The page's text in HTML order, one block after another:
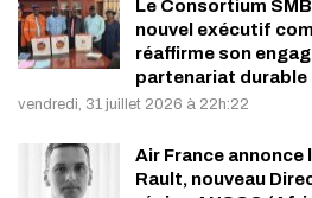
Le Consortium
nouvel exécutif
réaffirme son
partenariat durable
vendredi, 31 juillet 2026 à 22h:22
Air France annonce
Rault, nouveau